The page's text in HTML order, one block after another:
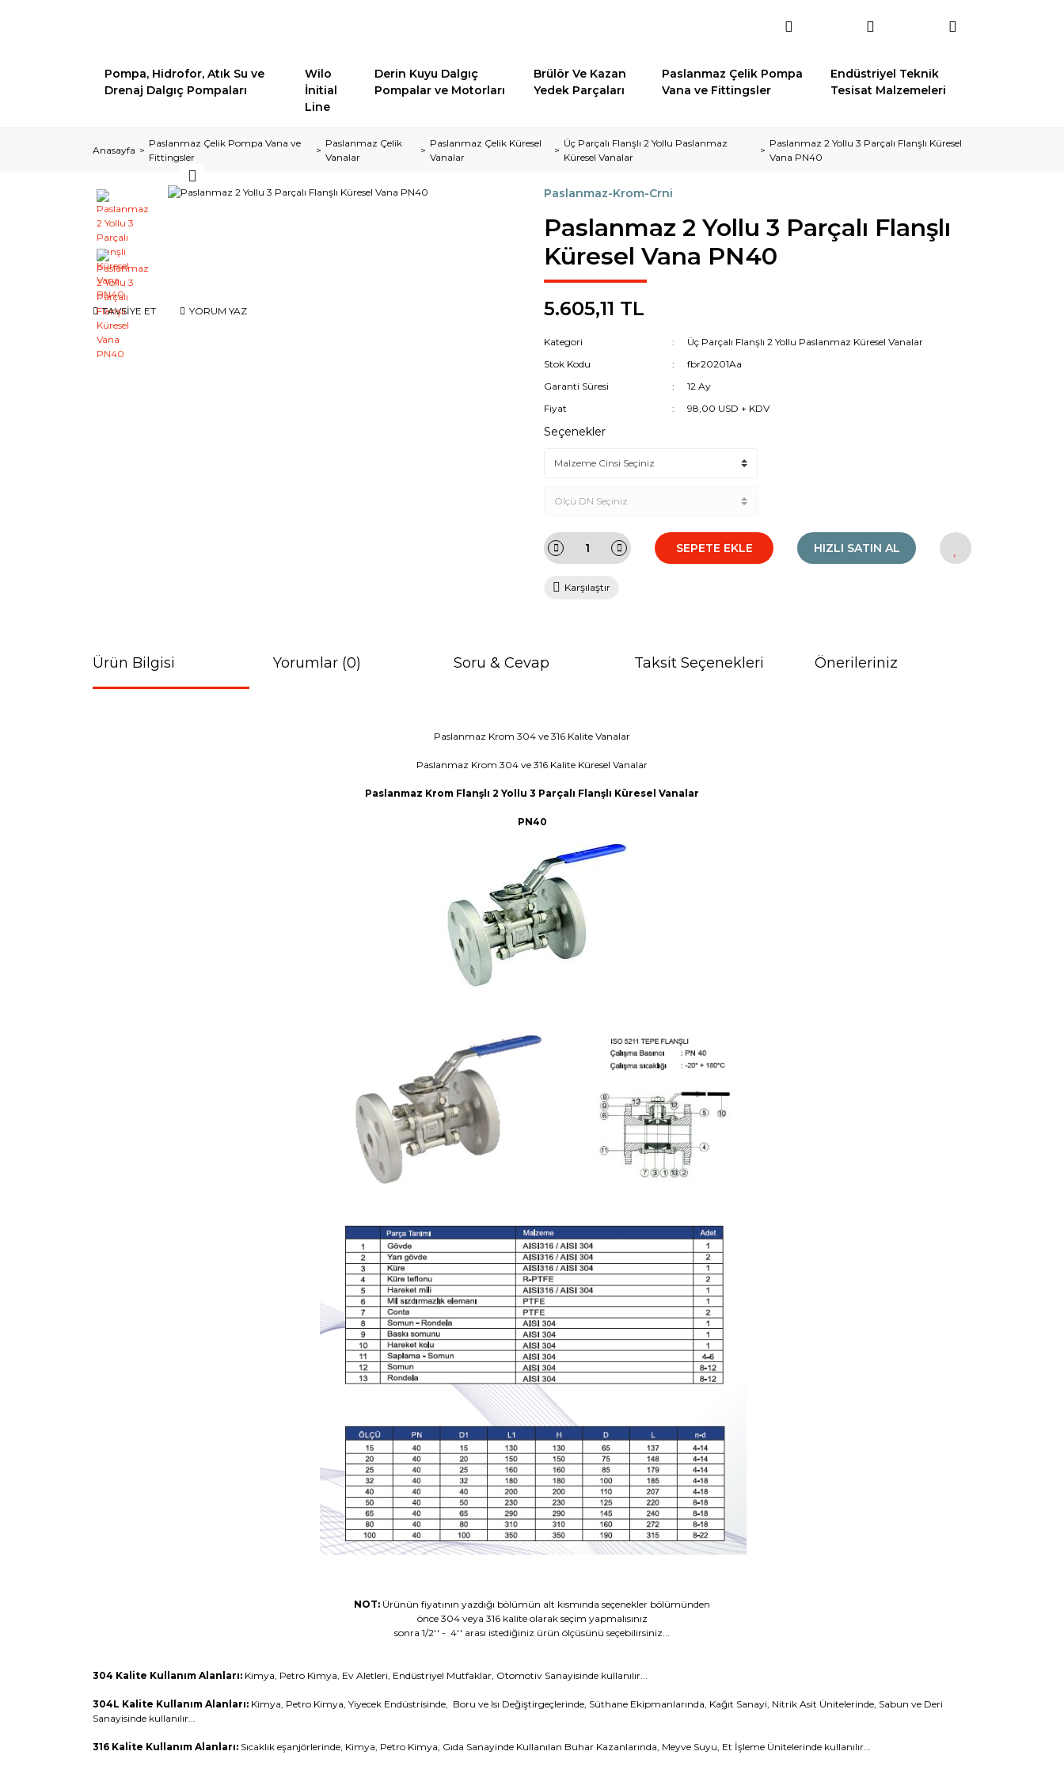
Pompa, Hidrofor, Atık Su ve
Drenaj Dalgıç Pompaları
Wilo
İnitial
Line
Derin Kuyu Dalgıç
Pompalar ve Motorları
Brülör Ve Kazan
Yedek Parçaları
Paslanmaz Çelik Pompa
Vana ve Fittingsler
Endüstriyel Teknik
Tesisat Malzemeleri
Anasayfa
Paslanmaz Çelik Pompa Vana ve
Fittingsler
Paslanmaz Çelik
Vanalar
Paslanmaz Çelik Küresel
Vanalar
Üç Parçalı Flanşlı 2 Yollu Paslanmaz
Küresel Vanalar
Paslanmaz 2 Yollu 3 Parçalı Flanşlı Küresel
Vana PN40
TAVSİYE ET YORUM YAZ
Paslanmaz-Krom-Crni
Paslanmaz 2 Yollu 3 Parçalı Flanşlı
Küresel Vana PN40
5.605,11 TL
Kategori
Üç Parçalı Flanşlı 2 Yollu Paslanmaz Küresel Vanalar
Stok Kodu
fbr20201Aa
Garanti Süresi
12 Ay
Fiyat
98,00 USD + KDV
Seçenekler
SEPETE EKLE HIZLI SATIN AL
Karşılaştır
Ürün Bilgisi Yorumlar (0) Soru & Cevap Taksit Seçenekleri Önerileriniz
Paslanmaz Krom 304 ve 316 Kalite Vanalar
Paslanmaz Krom 304 ve 316 Kalite Küresel Vanalar
Paslanmaz Krom Flanşlı 2 Yollu 3 Parçalı Flanşlı Küresel Vanalar
PN40
NOT: Ürünün fiyatının yazdığı bölümün alt kısmında seçenekler bölümünden
önce 304 veya 316 kalite olarak seçim yapmalısınız
sonra 1/2'' - 4'' arası istediğiniz ürün ölçüsünü seçebilirsiniz...
304 Kalite Kullanım Alanları: Kimya, Petro Kimya, Ev Aletleri, Endüstriyel Mutfaklar, Otomotiv Sanayisinde kullanılır...
304L Kalite Kullanım Alanları: Kimya, Petro Kimya, Yiyecek Endüstrisinde, Boru ve Isı Değiştirgeçlerinde, Süthane Ekipmanlarında, Kağıt Sanayi, Nitrik Asit Ünitelerinde, Sabun ve Deri
Sanayisinde kullanılır...
316 Kalite Kullanım Alanları: Sıcaklık eşanjörlerinde, Kimya, Petro Kimya, Gıda Sanayinde Kullanılan Buhar Kazanlarında, Meyve Suyu, Et İşleme Ünitelerinde kullanılır...